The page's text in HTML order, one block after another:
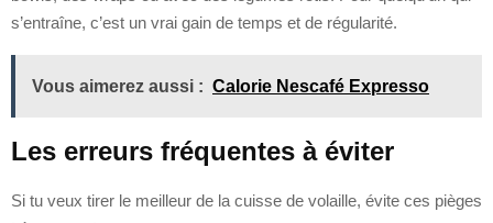
s’entraîne, c’est un vrai gain de temps et de régularité.
Vous aimerez aussi : Calorie Nescafé Expresso
Les erreurs fréquentes à éviter
Si tu veux tirer le meilleur de la cuisse de volaille, évite ces pièges